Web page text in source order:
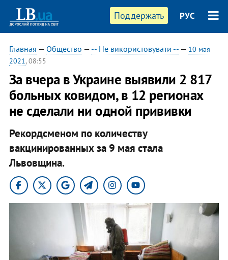
Поддержать РУС
Главная — Общество — -- Не використовувати --— 10 мая
2021, 08:55
За вчера в Украине выявили 2 817
больных ковидом, в 12 регионах
не сделали ни одной прививки
Рекордсменом по количеству
вакцинированных за 9 мая стала
Львовщина.